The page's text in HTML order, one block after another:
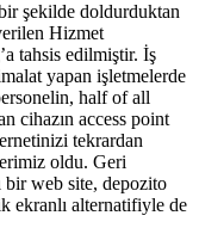
şekilde doldurduktan
Hizmet
tahsis edilmiştir. İş
yapan işletmelerde
half of all
cihazın access point
tekrardan
oldu. Geri
bir web site, depozito
ekranlı alternatifiyle de